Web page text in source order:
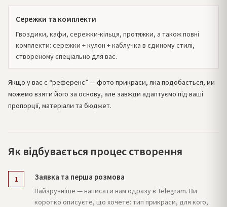
Сережки та комплекти
Гвоздики, кафи, сережки-кільця, протяжки, а також повні
комплекти: сережки + кулон + каблучка в єдиному стилі,
створеному спеціально для вас.
Якщо у вас є “референс” — фото прикраси, яка подобається, ми
можемо взяти його за основу, але завжди адаптуємо під ваші
пропорції, матеріали та бюджет.
Як відбувається процес створення
1 Заявка та перша розмова
Найзручніше — написати нам одразу в Telegram. Ви
коротко описуєте, що хочете: тип прикраси, для кого,